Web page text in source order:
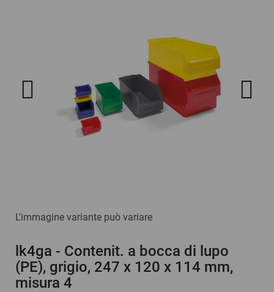
L'immagine variante può variare
lk4ga - Contenit. a bocca di lupo
(PE), grigio, 247 x 120 x 114 mm,
misura 4